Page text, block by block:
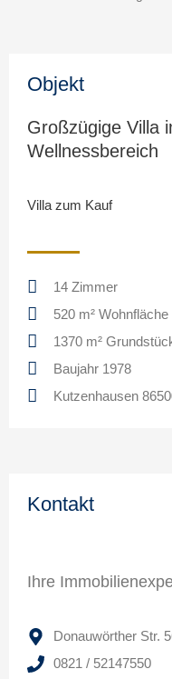
Objekt
Großzügige Villa
Wellnessbereich
Villa zum Kauf
14 Zimmer
520 m² Wohnfläche
1370 m²
Baujahr 1978
Kutzenhausen
Kontakt
Ihre
Donauwörther Str.
0821 / 52147550